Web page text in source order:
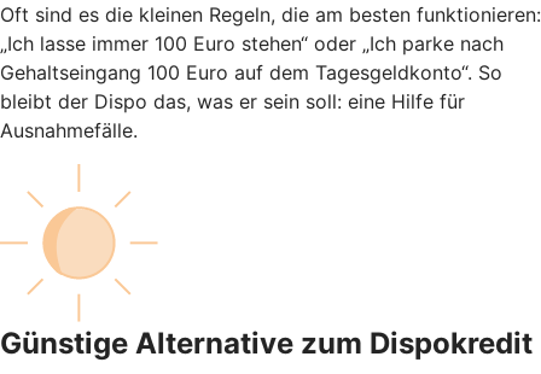
Oft sind es die kleinen Regeln, die am besten funktionieren:
„Ich lasse immer 100 Euro stehen“ oder „Ich parke nach
Gehaltseingang 100 Euro auf dem Tagesgeldkonto“. So
bleibt der Dispo das, was er sein soll: eine Hilfe für
Ausnahmefälle.
Günstige Alternative zum Dispokredit